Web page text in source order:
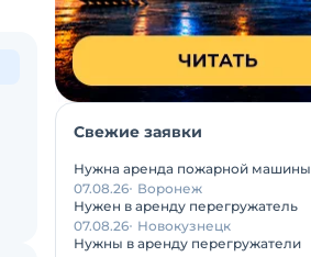
Свежие заявки
Нужна аренда пожарной машины
07.08.26 Воронеж
Нужен в аренду перегружатель
07.08.26 Новокузнецк
Нужны в аренду перегружатели